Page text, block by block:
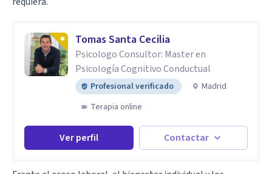
Tomas Santa Cecilia
Psicologo Consultor: Master en
Psicología Cognitivo Conductual
Profesional verificado
Madrid
Terapia online
Ver perfil Contactar